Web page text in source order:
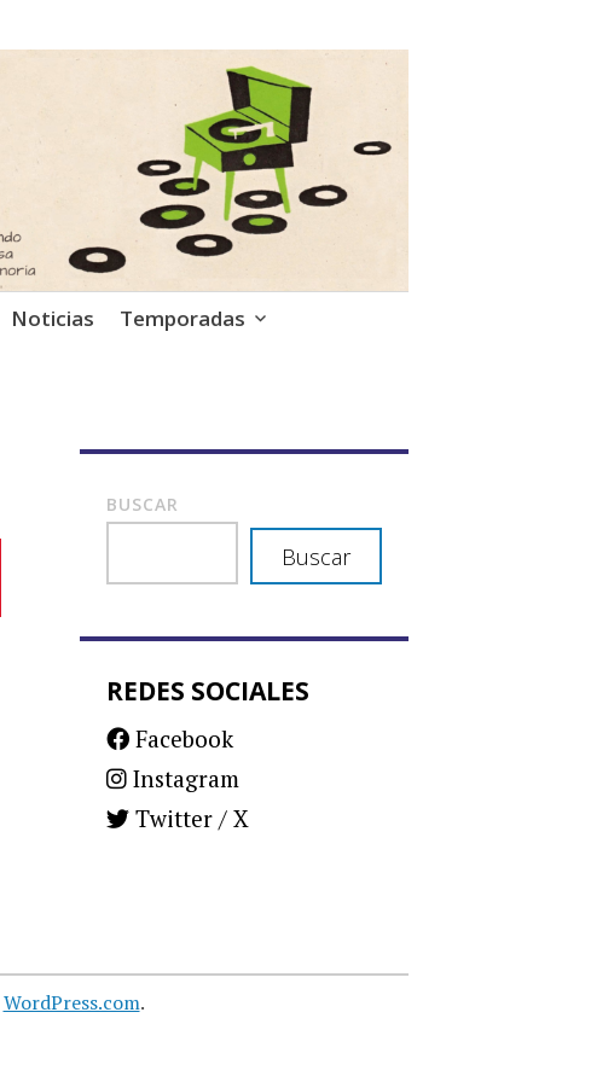
Noticias Temporadas
BUSCAR
Buscar
REDES SOCIALES
Facebook
Instagram
Twitter / X
WordPress.com.